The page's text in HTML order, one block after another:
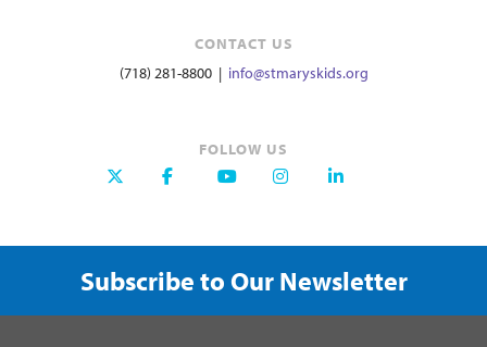
CONTACT US
(718) 281-8800 | info@stmaryskids.org
FOLLOW US
Subscribe to Our Newsletter